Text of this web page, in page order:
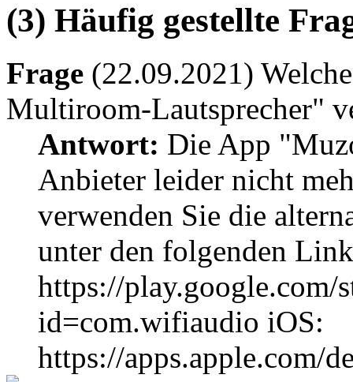
(3) Häufig gestellte
Frage (22.09.2021)
Multiroom-Lautsprecher"
Antwort: Die App
Anbieter leider nicht
verwenden Sie die
unter den folgenden
https://play.google.com/
id=com.wifiaudio iOS:
https://apps.apple.com/